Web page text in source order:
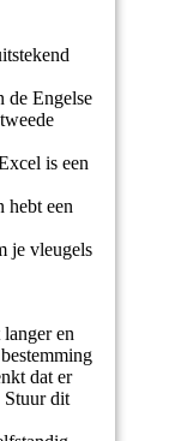
de Engelse
is een
hebt een
je vleugels
en
dat er
Stuur dit